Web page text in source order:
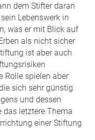
dem Stifter daran
Lebenswerk in
was er mit Blick auf
als nicht sicher
ist aber auch
Rolle spielen aber
sich sehr günstig
und dessen
das letztere Thema
einer Stiftung